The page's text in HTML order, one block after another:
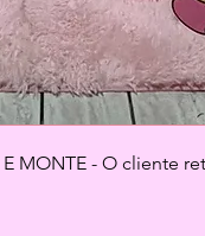
MONTE - O cliente